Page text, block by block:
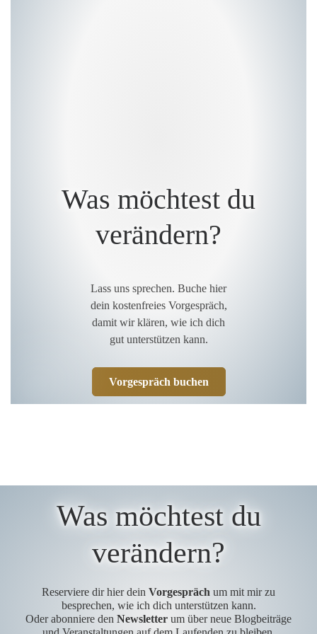
Was möchtest du
verändern?
Lass uns sprechen. Buche hier
dein kostenfreies Vorgespräch,
damit wir klären, wie ich dich
gut unterstützen kann.
Vorgespräch buchen
Was möchtest du
verändern?
Reserviere dir hier dein Vorgespräch um mit mir zu
besprechen, wie ich dich unterstützen kann.
Oder abonniere den Newsletter um über neue Blogbeiträge